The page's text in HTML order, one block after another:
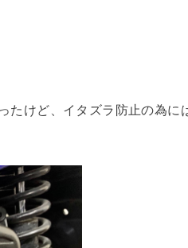
たけど、イタズラ防止の為に